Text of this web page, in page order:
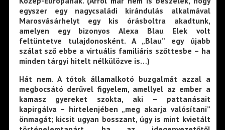
egyszer egy nagycsaládi kirándulás alkalmával
Marosvásárhelyt egy kis órásboltra akadtunk,
amelyen egy bizonyos Alexa Blau Elek volt
feltüntetve tulajdonosként. A „Blau” egy újabb
szálat sző ebbe a virtuális familiáris szőttesbe – ha
minden tárgyi hitelt nélkülözve is…)
Hát nem. A tótok államalkotó buzgalmát azzal a
megbocsátó derűvel figyelem, amellyel az ember a
kamasz gyereket szokta, aki – pattanásait
kapirgálva – hirtelenjében „meg akarja valósítani”
önmagát; kicsit ugyan bosszant, úgy is mint kvietált